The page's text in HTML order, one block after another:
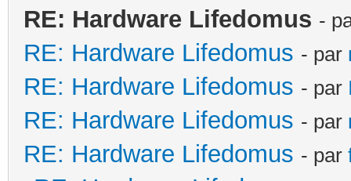
RE: Hardware Lifedomus -
RE: Hardware Lifedomus - par
RE: Hardware Lifedomus - par
RE: Hardware Lifedomus - par
RE: Hardware Lifedomus - par